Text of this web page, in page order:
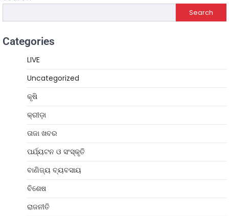
Search
Categories
LIVE
Uncategorized
କୃଷି
କ୍ରୀଡ଼ା
ତାଜା ଖବର
ପର୍ଯ୍ୟଟନ ଓ ସଂସ୍କୃତି
ବାଣିଜ୍ୟ ବ୍ୟବସାୟ
ବିଶେଷ
ରାଜନୀତି